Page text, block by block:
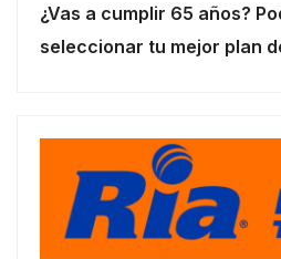
¿Vas a cumplir 65 años?
seleccionar tu mejor plan